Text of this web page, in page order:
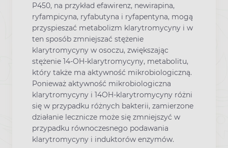
P450, na przykład efawirenz, newirapina,
ryfampicyna, ryfabutyna i ryfapentyna, mogą
przyspieszać metabolizm klarytromycyny i w
ten sposób zmniejszać stężenie
klarytromycyny w osoczu, zwiększając
stężenie 14-OH-klarytromycyny, metabolitu,
który także ma aktywność mikrobiologiczną.
Ponieważ aktywność mikrobiologiczna
klarytromycyny i 14OH-klarytromycyny różni
się w przypadku różnych bakterii, zamierzone
działanie lecznicze może się zmniejszyć w
przypadku równoczesnego podawania
klarytromycyny i induktorów enzymów.